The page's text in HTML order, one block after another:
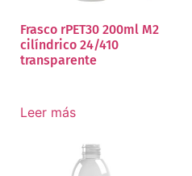
Frasco rPET30 200ml M2
cilíndrico 24/410
transparente
Leer más